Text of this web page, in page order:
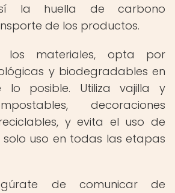
la huella de carbono
de los productos.
materiales, opta por
y biodegradables en
posible. Utiliza vajilla y
decoraciones
y evita el uso de
uso en todas las etapas
de comunicar de